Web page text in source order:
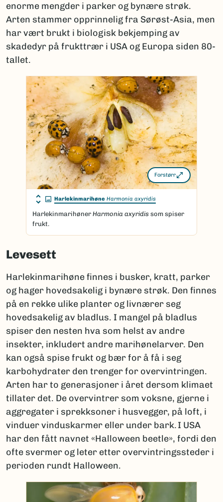
enorme mengder i parker og bynære strøk.
Arten stammer opprinnelig fra Sørøst-Asia, men
har vært brukt i biologisk bekjemping av
skadedyr på frukttrær i USA og Europa siden 80-
tallet.
Forstørr
Harlekinmarihøne Harmonia axyridis
Harlekinmarihøner Harmonia axyridis som spiser
frukt.
Levesett
Harlekinmarihøne finnes i busker, kratt, parker
og hager hovedsakelig i bynære strøk. Den finnes
på en rekke ulike planter og livnærer seg
hovedsakelig av bladlus. I mangel på bladlus
spiser den nesten hva som helst av andre
insekter, inkludert andre marihønelarver. Den
kan også spise frukt og bær for å få i seg
karbohydrater den trenger for overvintringen.
Arten har to generasjoner i året dersom klimaet
tillater det. De overvintrer som voksne, gjerne i
aggregater i sprekksoner i husvegger, på loft, i
vinduer vinduskarmer eller under bark. I USA
har den fått navnet «Halloween beetle», fordi den
ofte svermer og leter etter overvintringssteder i
perioden rundt Halloween.